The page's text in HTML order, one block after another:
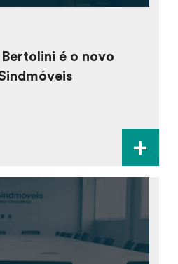
é o novo
+